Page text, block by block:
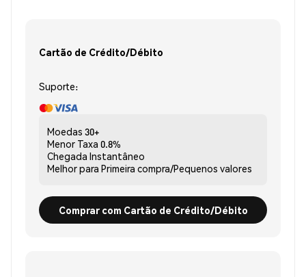
Cartão de Crédito/Débito
Suporte:
Moedas 30+
Menor Taxa 0.8%
Chegada Instantâneo
Melhor para Primeira compra/Pequenos valores
Comprar com Cartão de Crédito/Débito